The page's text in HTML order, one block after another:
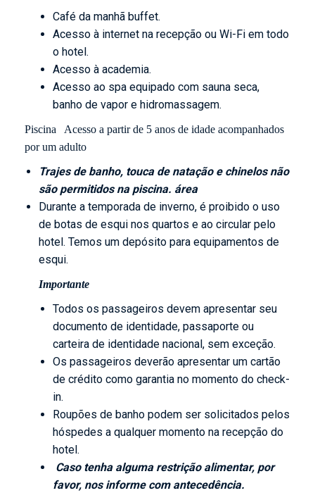
Café da manhã buffet.
Acesso à internet na recepção ou Wi-Fi em todo
o hotel.
Acesso à academia.
Acesso ao spa equipado com sauna seca,
banho de vapor e hidromassagem.
Piscina
Acesso a partir de 5 anos de idade acompanhados
por um adulto
Trajes de banho, touca de natação e chinelos não
são permitidos na piscina. área
Durante a temporada de inverno, é proibido o uso
de botas de esqui nos quartos e ao circular pelo
hotel. Temos um depósito para equipamentos de
esqui.
Importante
Todos os passageiros devem apresentar seu
documento de identidade, passaporte ou
carteira de identidade nacional, sem exceção.
Os passageiros deverão apresentar um cartão
de crédito como garantia no momento do check-
in.
Roupões de banho podem ser solicitados pelos
hóspedes a qualquer momento na recepção do
hotel.
Caso tenha alguma restrição alimentar, por
favor, nos informe com antecedência.